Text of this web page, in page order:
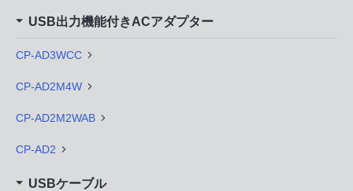
USB出力機能付きACアダプター
CP-AD3WCC
CP-AD2M4W
CP-AD2M2WAB
CP-AD2
USBケーブル